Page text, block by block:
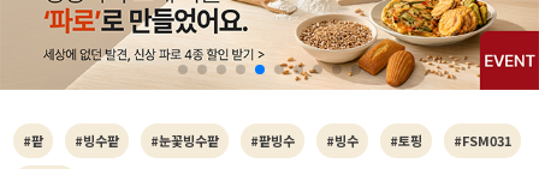
#팥 #빙수팥 #눈꽃빙수팥 #팥빙수 #빙수 #토핑 #FSM031